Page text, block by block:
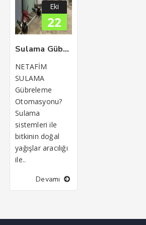
Eki
22
Sulama Gübreleme Otomasyonu Neden Önemli
NETAFİM
SULAMA
Gübreleme
Otomasyonu?
Sulama
sistemleri ile
bitkinin doğal
yağışlar aracılığı
ile..
Devamı